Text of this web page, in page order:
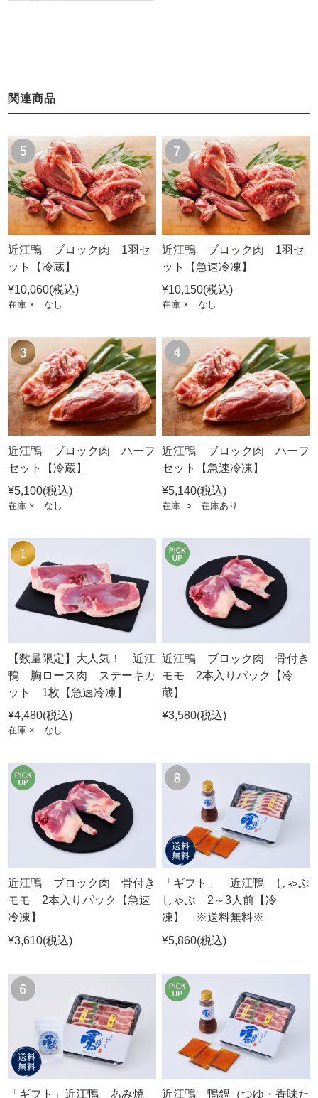
関連商品
近江鴨 ブロック肉 1羽セ
ット【冷蔵】
¥10,060(税込)
在庫 × なし
近江鴨 ブロック肉 1羽セ
ット【急速冷凍】
¥10,150(税込)
在庫 × なし
近江鴨 ブロック肉 ハーフ
セット【冷蔵】
¥5,100(税込)
在庫 × なし
近江鴨 ブロック肉 ハーフ
セット【急速冷凍】
¥5,140(税込)
在庫 ○ 在庫あり
【数量限定】大人気！ 近江
鴨 胸ロース肉 ステーキカ
ット 1枚【急速冷凍】
¥4,480(税込)
在庫 × なし
近江鴨 ブロック肉 骨付き
モモ 2本入りパック【冷
蔵】
¥3,580(税込)
近江鴨 ブロック肉 骨付き
モモ 2本入りパック【急速
冷凍】
¥3,610(税込)
「ギフト」 近江鴨 しゃぶ
しゃぶ 2～3人前【冷
凍】 ※送料無料※
¥5,860(税込)
「ギフト」近江鴨 あみ焼 近江鴨 鴨鍋（つゆ・香味た